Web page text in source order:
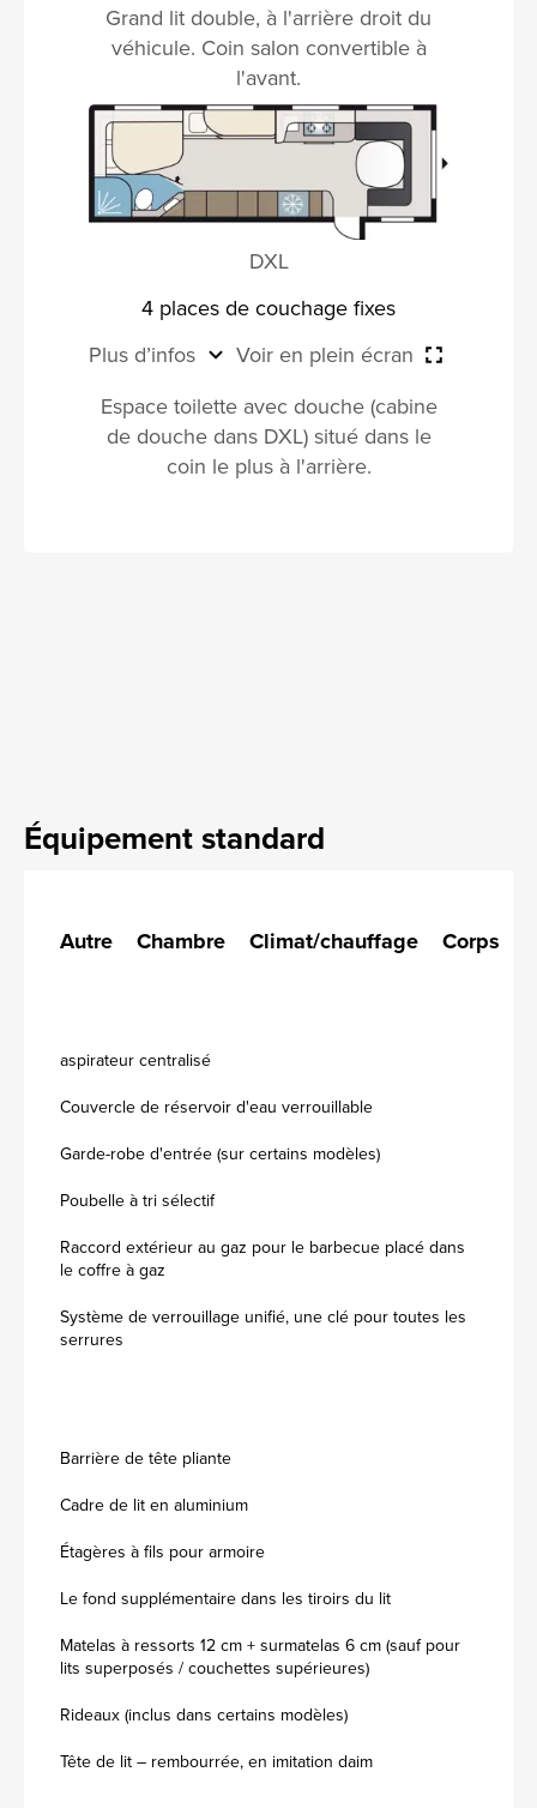
Grand lit double, à l'arrière droit du
véhicule. Coin salon convertible à
l'avant.
DXL
4 places de couchage fixes
Plus d’infos
Voir en plein écran
Espace toilette avec douche (cabine
de douche dans DXL) situé dans le
coin le plus à l'arrière.
Équipement standard
Autre Chambre Climat/chauffage Corps
aspirateur centralisé
Couvercle de réservoir d'eau verrouillable
Garde-robe d'entrée (sur certains modèles)
Poubelle à tri sélectif
Raccord extérieur au gaz pour le barbecue placé dans
le coffre à gaz
Système de verrouillage unifié, une clé pour toutes les
serrures
Barrière de tête pliante
Cadre de lit en aluminium
Étagères à fils pour armoire
Le fond supplémentaire dans les tiroirs du lit
Matelas à ressorts 12 cm + surmatelas 6 cm (sauf pour
lits superposés / couchettes supérieures)
Rideaux (inclus dans certains modèles)
Tête de lit – rembourrée, en imitation daim